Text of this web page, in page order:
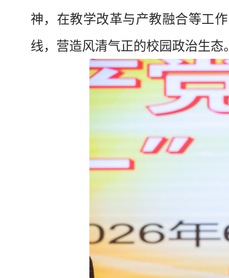
神，在教学改革与产教融合等工
线，营造风清气正的校园政治生态。